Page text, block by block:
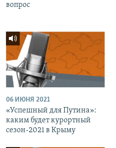
вопрос
06 ИЮНЯ 2021
«Успешный для Путина»:
каким будет курортный
сезон-2021 в Крыму